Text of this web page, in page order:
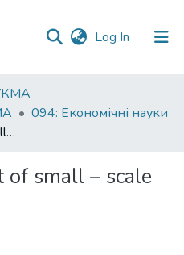
Log In (current)
094: Економічні науки
Сost management of small – scale companies
of small – scale